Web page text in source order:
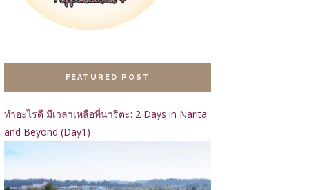
FEATURED POST
ทำอะไรดี มีเวลาเหลือที่นาริตะ: 2 Days in Narita
and Beyond (Day1)